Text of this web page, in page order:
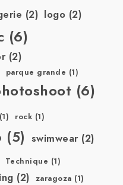
(2) logo (2)
(6)
(2)
parque grande (1)
(6)
(1) rock (1)
(5) swimwear(2)
Technique (1)
(2) zaragoza (1)